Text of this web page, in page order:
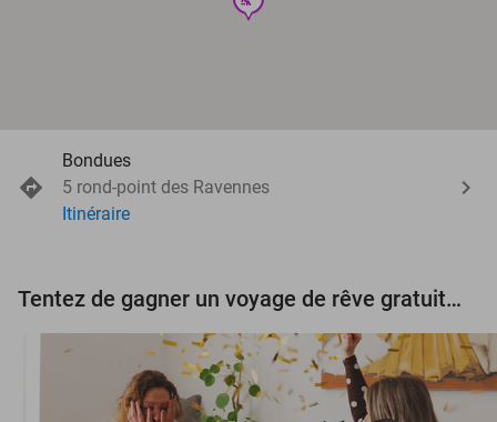
Bondues
5 rond-point des Ravennes
Itinéraire
Tentez de gagner un voyage de rêve gratuit d'une valeur de 3.000 € !